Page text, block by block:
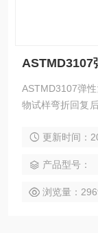
ASTMD3107
ASTMD3107弹
物试样弯折回复
更新时间：
产品型号：
浏览量：